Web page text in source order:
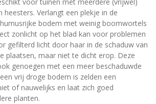
voor tuinen met meerdere (vrijwel)
heesters. Verlangt een plekje in de
bodem met weinig boomwortels
zonlicht op het blad kan voor problemen
gefilterd licht door haar in de schaduw van
plaatsen, maar niet te dicht erop. Deze
genoegen met een meer beschaduwde
vrij droge bodem is zelden een
of nauwelijks en laat zich goed
planten.